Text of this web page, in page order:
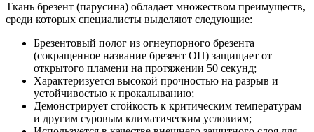
Ткань брезент (парусина) обладает множеством преимуществ,
среди которых специалисты выделяют следующие:
Брезентовый полог из огнеупорного брезента
(сокращенное название брезент ОП) защищает от
открытого пламени на протяжении 50 секунд;
Характеризуется высокой прочностью на разрыв и
устойчивостью к прокалыванию;
Демонстрирует стойкость к критическим температурам
и другим суровым климатическим условиям;